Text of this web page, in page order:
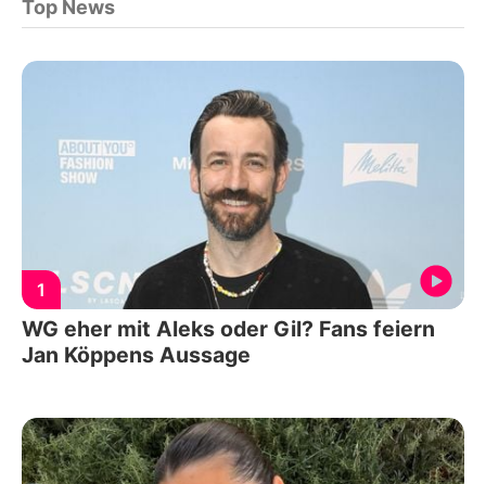
Top News
1
WG eher mit Aleks oder Gil? Fans feiern
Jan Köppens Aussage